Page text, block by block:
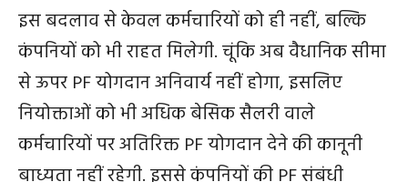
इस बदलाव से केवल कर्मचारियों को ही नहीं, बल्कि
कंपनियों को भी राहत मिलेगी. चूंकि अब वैधानिक सीमा
से ऊपर PF योगदान अनिवार्य नहीं होगा, इसलिए
नियोक्ताओं को भी अधिक बेसिक सैलरी वाले
कर्मचारियों पर अतिरिक्त PF योगदान देने की कानूनी
बाध्यता नहीं रहेगी. इससे कंपनियों की PF संबंधी